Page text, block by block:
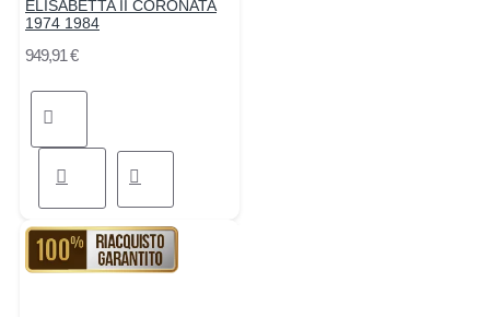
ELISABETTA II CORONATA
1974 1984
949,91 €
RIACQUISTO GARANTITO